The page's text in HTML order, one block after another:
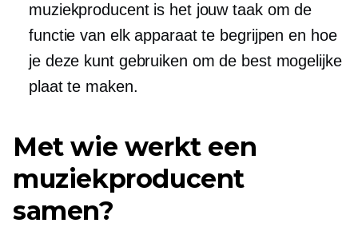
muziekproducent is het jouw taak om de
functie van elk apparaat te begrijpen en hoe
je deze kunt gebruiken om de best mogelijke
plaat te maken.
Met wie werkt een
muziekproducent
samen?